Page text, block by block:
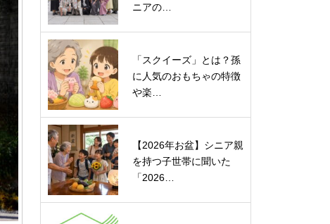
ニアの…
「スクイーズ」とは？孫
に人気のおもちゃの特徴
や楽…
【2026年お盆】シニア親
を持つ子世帯に聞いた
「2026…